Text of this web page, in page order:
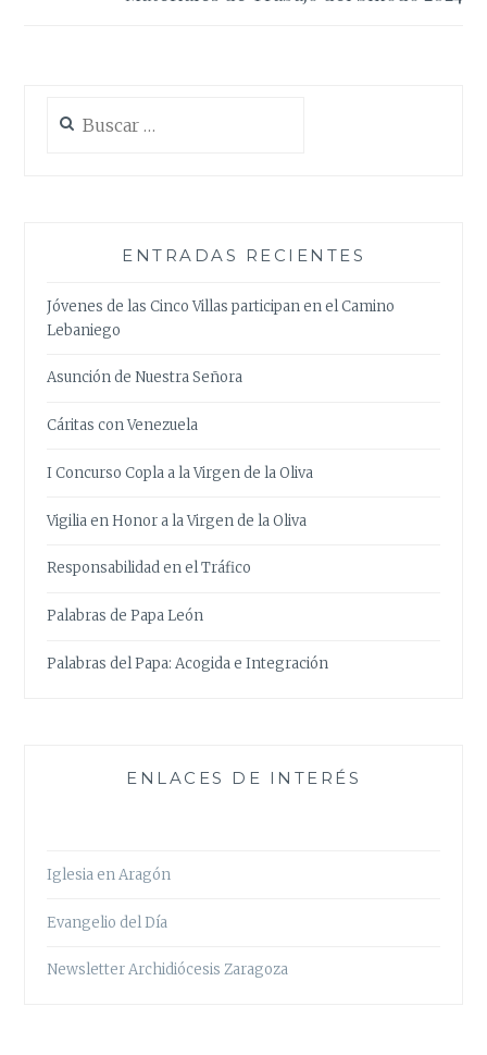
ENTRADAS RECIENTES
Jóvenes de las Cinco Villas participan en el Camino
Lebaniego
Asunción de Nuestra Señora
Cáritas con Venezuela
I Concurso Copla a la Virgen de la Oliva
Vigilia en Honor a la Virgen de la Oliva
Responsabilidad en el Tráfico
Palabras de Papa León
Palabras del Papa: Acogida e Integración
ENLACES DE INTERÉS
Iglesia en Aragón
Evangelio del Día
Newsletter Archidiócesis Zaragoza